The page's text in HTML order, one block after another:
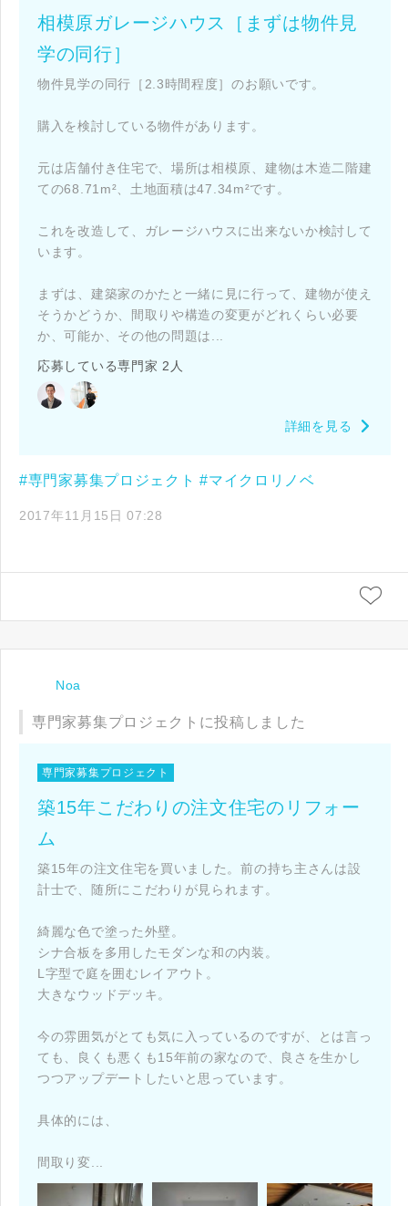
相模原ガレージハウス［まずは物件見
学の同行］
物件見学の同行［2.3時間程度］のお願いです。
購入を検討している物件があります。
元は店舗付き住宅で、場所は相模原、建物は木造二階建
ての68.71m²、土地面積は47.34m²です。
これを改造して、ガレージハウスに出来ないか検討して
います。
まずは、建築家のかたと一緒に見に行って、建物が使え
そうかどうか、間取りや構造の変更がどれくらい必要
か、可能か、その他の問題は...
応募している専門家 2人
詳細を見る
#専門家募集プロジェクト #マイクロリノベ
2017年11月15日 07:28
Noa
専門家募集プロジェクトに投稿しました
専門家募集プロジェクト
築15年こだわりの注文住宅のリフォー
ム
築15年の注文住宅を買いました。前の持ち主さんは設
計士で、随所にこだわりが見られます。
綺麗な色で塗った外壁。
シナ合板を多用したモダンな和の内装。
L字型で庭を囲むレイアウト。
大きなウッドデッキ。
今の雰囲気がとても気に入っているのですが、とは言っ
ても、良くも悪くも15年前の家なので、良さを生かし
つつアップデートしたいと思っています。
具体的には、
間取り変...
キャンセル
SuMiKaにユーザー登録する